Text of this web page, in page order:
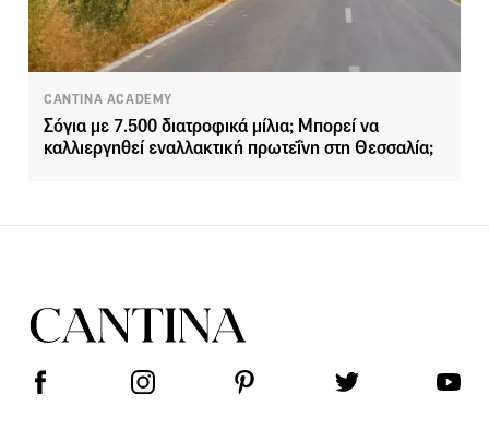
CANTINA ACADEMY
Σόγια με 7.500 διατροφικά μίλια; Μπορεί να
καλλιεργηθεί εναλλακτική πρωτεΐνη στη Θεσσαλία;